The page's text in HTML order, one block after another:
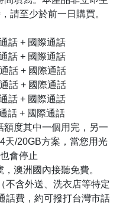
請至少於前一日購買。
話 + 國際通話
話 + 國際通話
話 + 國際通話
話 + 國際通話
話 + 國際通話
話 + 國際通話
度其中一個用完，另一
天/20GB方案，當您用光
會停止
澳洲國內接聽免費。
不含外送、洗衣店等特定
話費，約可撥打台灣市話